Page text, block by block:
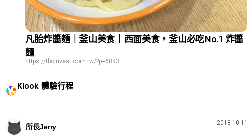
凡胎炸醬麵｜釜山美食｜西面美食，釜山必吃No.1 炸醬
麵
https://tbcinvest.com.tw/?p=6833
Klook 體驗行程
所長Jerry
2018-10-11